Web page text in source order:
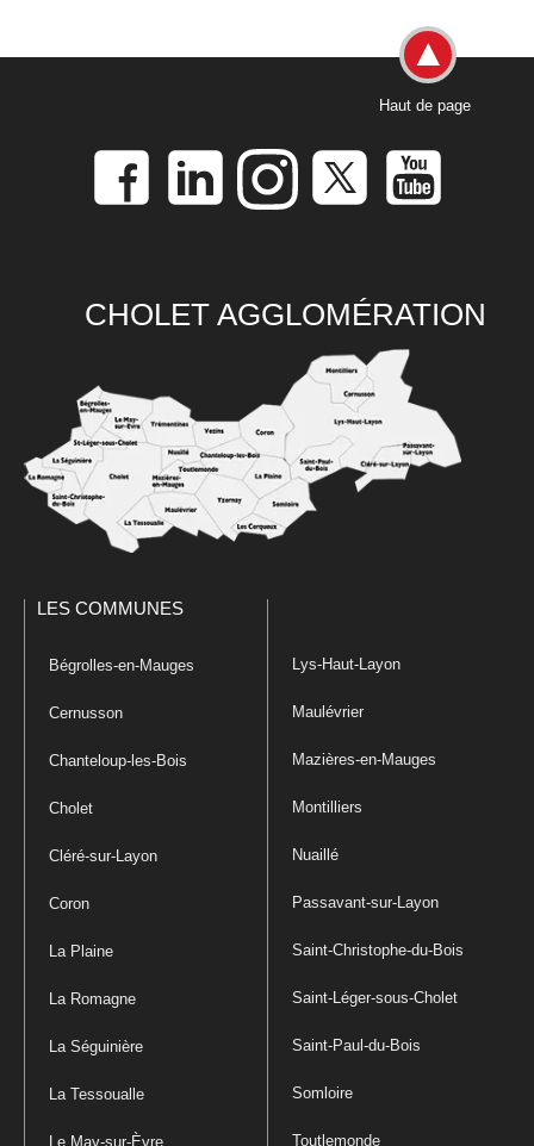
Haut de page
CHOLET AGGLOMÉRATION
LES COMMUNES
Bégrolles-en-Mauges
Cernusson
Chanteloup-les-Bois
Cholet
Cléré-sur-Layon
Coron
La Plaine
La Romagne
La Séguinière
La Tessoualle
Le May-sur-Èvre
Lys-Haut-Layon
Maulévrier
Mazières-en-Mauges
Montilliers
Nuaillé
Passavant-sur-Layon
Saint-Christophe-du-Bois
Saint-Léger-sous-Cholet
Saint-Paul-du-Bois
Somloire
Toutlemonde